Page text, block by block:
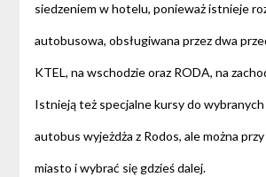
siedzeniem w hotelu, ponieważ istnieje
autobusowa, obsługiwana przez dwa
KTEL, na wschodzie oraz RODA, na
Istnieją też specjalne kursy do wybranych
autobus wyjeżdża z Rodos, ale można
miasto i wybrać się gdzieś dalej.